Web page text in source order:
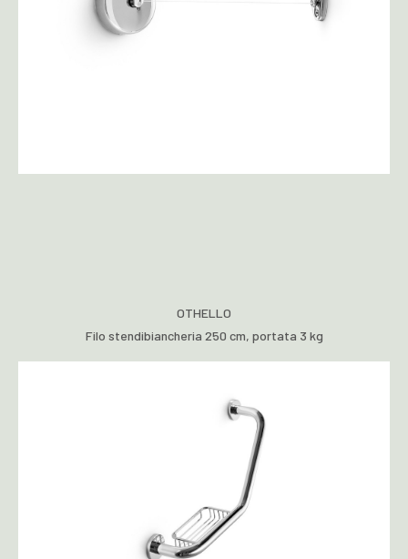
OTHELLO
Filo stendibiancheria 250 cm, portata 3 kg